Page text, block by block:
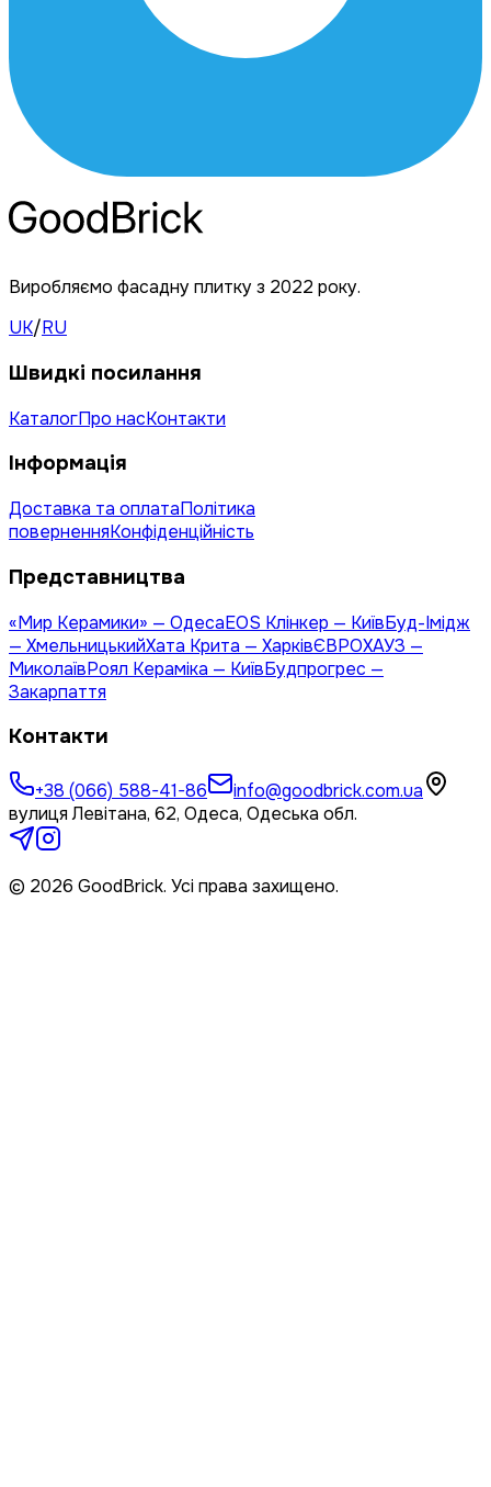
Виробляємо фасадну плитку з 2022 року.
UK/RU
Швидкі посилання
КаталогПро насКонтакти
Інформація
Доставка та оплатаПолітика
поверненняКонфіденційність
Представництва
«Мир Керамики» — ОдесаEOS Клінкер — КиївБуд-Імідж
— ХмельницькийХата Крита — ХарківЄВРОХАУЗ —
МиколаївРоял Кераміка — КиївБудпрогрес —
Закарпаття
Контакти
+38 (066) 588-41-86
info@goodbrick.com.ua
вулиця Левітана, 62, Одеса, Одеська обл.
© 2026 GoodBrick. Усі права захищено.